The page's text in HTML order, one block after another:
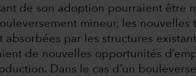
de son adoption pourraient être
mineur, les nouvelles
absorbées par les structures
de nouvelles opportunités
Dans le cas d’un